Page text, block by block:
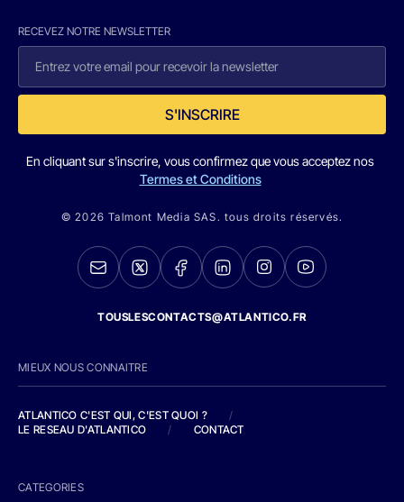
RECEVEZ NOTRE NEWSLETTER
S'INSCRIRE
En cliquant sur s'inscrire, vous confirmez que vous acceptez nos
Termes et Conditions
© 2026 Talmont Media SAS. tous droits réservés.
TOUSLESCONTACTS@ATLANTICO.FR
MIEUX NOUS CONNAITRE
ATLANTICO C'EST QUI, C'EST QUOI ?
/
LE RESEAU D'ATLANTICO
/ CONTACT
CATEGORIES